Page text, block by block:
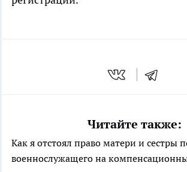
Читайте также:
Как я отстоял право матери и сестры
военнослужащего на